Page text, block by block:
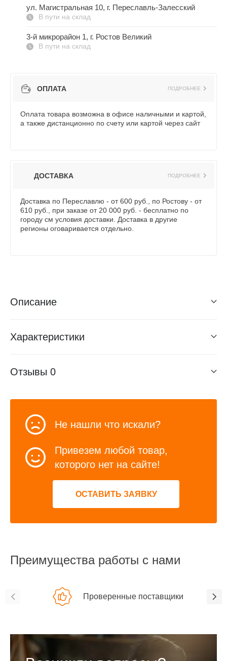
ул. Магистральная 10, г. Переславль-Залесский
В пути на склад
3-й микрорайон 1, г. Ростов Великий
В пути на склад
ОПЛАТА ПОДРОБНЕЕ
Оплата товара возможна в офисе наличными и картой,
а также дистанционно по счету или картой через сайт
ДОСТАВКА ПОДРОБНЕЕ
Доставка по Переславлю - от 600 руб., по Ростову - от
610 руб., при заказе от 20 000 руб. - бесплатно по
городу см условия доставки. Доставка в другие
регионы оговаривается отдельно.
Описание
Характеристики
Отзывы 0
Не нашли что искали?
Привезем любой товар,
которого нет на сайте!
ОСТАВИТЬ ЗАЯВКУ
Преимущества работы с нами
Проверенные поставщики